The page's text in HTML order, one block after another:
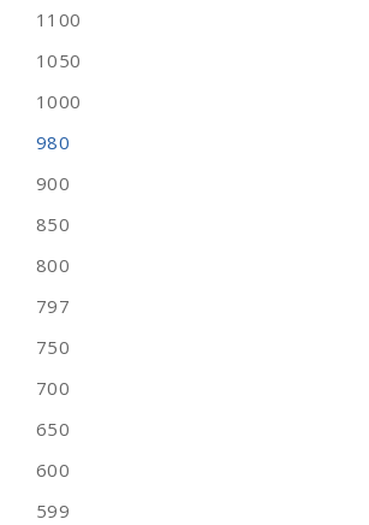
1100
1050
1000
980
900
850
800
797
750
700
650
600
599